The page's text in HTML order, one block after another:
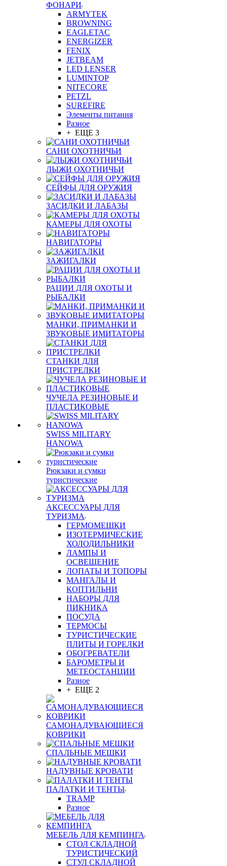
ФОНАРИ
ARMYTEK
BROWNING
EAGLETAC
ENERGIZER
FENIX
JETBEAM
LED LENSER
LUMINTOP
NITECORE
PETZL
SUREFIRE
Элементы питания
Разное
+ ЕЩЕ 3
САНИ ОХОТНИЧЬИ
ЛЫЖИ ОХОТНИЧЬИ
СЕЙФЫ ДЛЯ ОРУЖИЯ
ЗАСИДКИ И ЛАБАЗЫ
КАМЕРЫ ДЛЯ ОХОТЫ
НАВИГАТОРЫ
ЗАЖИГАЛКИ
РАЦИИ ДЛЯ ОХОТЫ И
РЫБАЛКИ
МАНКИ, ПРИМАНКИ И
ЗВУКОВЫЕ ИМИТАТОРЫ
СТАНКИ ДЛЯ
ПРИСТРЕЛКИ
ЧУЧЕЛА РЕЗИНОВЫЕ И
ПЛАСТИКОВЫЕ
SWISS MILITARY
HANOWA
Рюкзаки и сумки
туристические
АКСЕССУАРЫ ДЛЯ
ТУРИЗМА
ГЕРМОМЕШКИ
ИЗОТЕРМИЧЕСКИЕ
ХОЛОДИЛЬНИКИ
ЛАМПЫ И
ОСВЕЩЕНИЕ
ЛОПАТЫ И ТОПОРЫ
МАНГАЛЫ И
КОПТИЛЬНИ
НАБОРЫ ДЛЯ
ПИКНИКА
ПОСУДА
ТЕРМОСЫ
ТУРИСТИЧЕСКИЕ
ПЛИТЫ И ГОРЕЛКИ
ОБОГРЕВАТЕЛИ
БАРОМЕТРЫ И
МЕТЕОСТАНЦИИ
Разное
+ ЕЩЕ 2
САМОНАДУВАЮЩИЕСЯ
КОВРИКИ
СПАЛЬНЫЕ МЕШКИ
НАДУВНЫЕ КРОВАТИ
ПАЛАТКИ И ТЕНТЫ
TRAMP
Разное
МЕБЕЛЬ ДЛЯ КЕМПИНГА
СТОЛ СКЛАДНОЙ
ТУРИСТИЧЕСКИЙ
СТУЛ СКЛАДНОЙ